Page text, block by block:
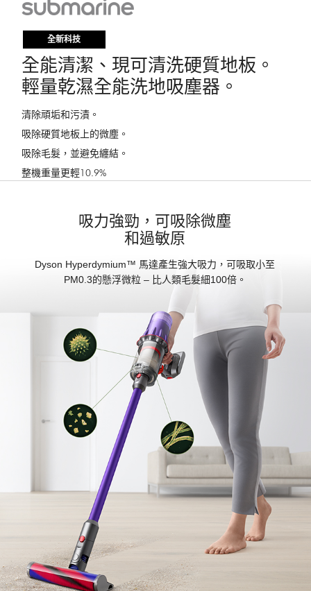
全新科技
全能清潔、現可清洗硬質地板。
輕量乾濕全能洗地吸塵器。
清除頑垢和污漬。
吸除硬質地板上的微塵。
吸除毛髮，並避免纏結。
整機重量更輕10.9%
吸力強勁，可吸除微塵
和過敏原
Dyson Hyperdymium™ 馬達產生強大吸力，可吸取小至
PM0.3的懸浮微粒 – 比人類毛髮細100倍。